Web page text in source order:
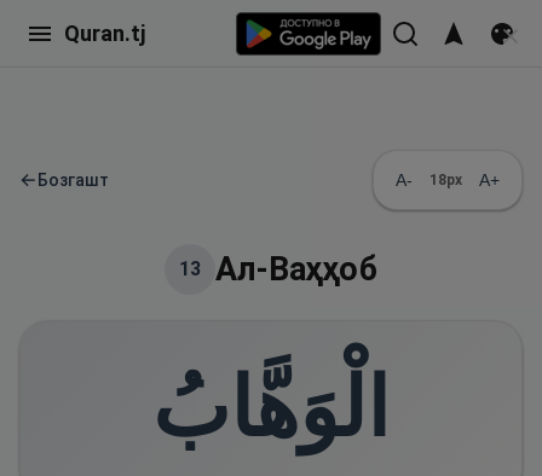
Quran.tj
←Бозгашт A- 18px A+
13 Ал-Ваҳҳоб
الْوَهَّابُ